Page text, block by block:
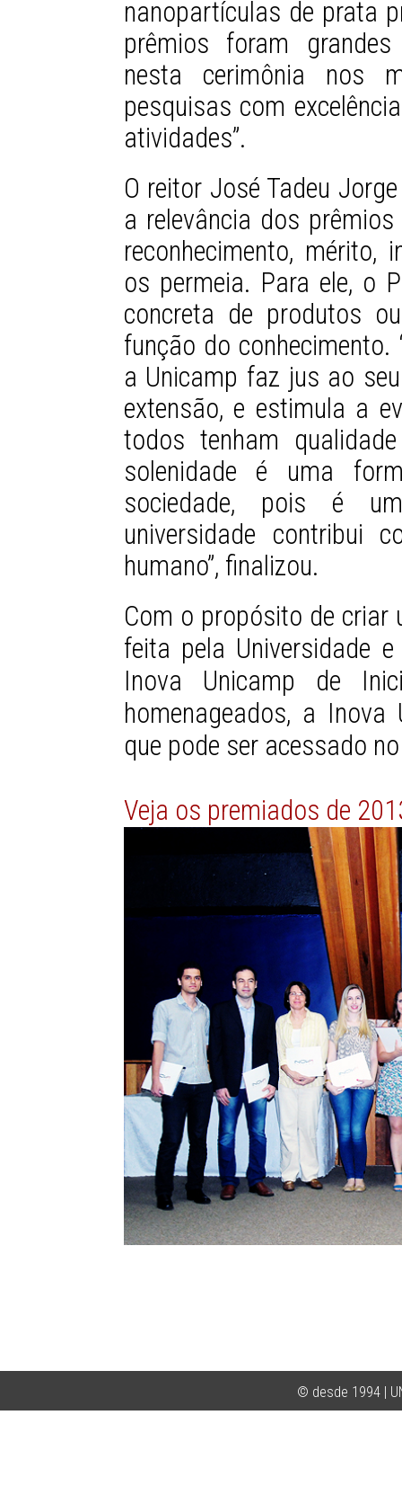
nanopartículas de prata
prêmios foram grandes
nesta cerimônia nos
pesquisas com
atividades”.
O reitor José Tadeu
a relevância dos
reconhecimento, mérito,
os permeia. Para ele, o
concreta de produtos
função do
a Unicamp faz jus ao
extensão, e estimula a
todos tenham
solenidade é uma
sociedade, pois é
universidade contribui
humano”, finalizou.
Com o propósito de criar
feita pela Universidade
Inova Unicamp de
homenageados, a
que pode ser acessado
Veja os premiados de
© desde 1994 |